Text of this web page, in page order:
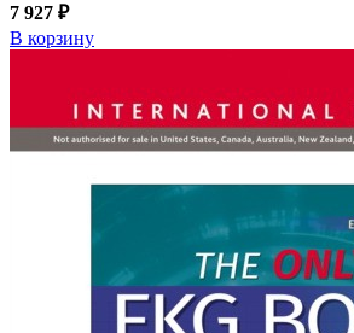
7 927 ₽
В корзину